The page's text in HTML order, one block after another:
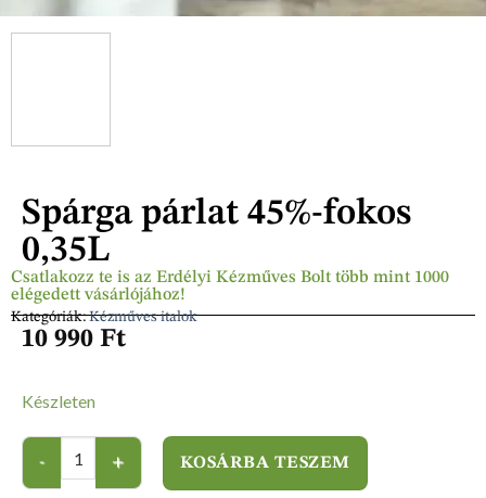
Csatlakozz te is az Erdélyi Kézműves Bolt több mint 1000
elégedett vásárlójához!
Kategóriák:Kézműves italok
Spárga párlat 45%-fokos
0,35L
10 990 Ft
Készleten
KOSÁRBA TESZEM